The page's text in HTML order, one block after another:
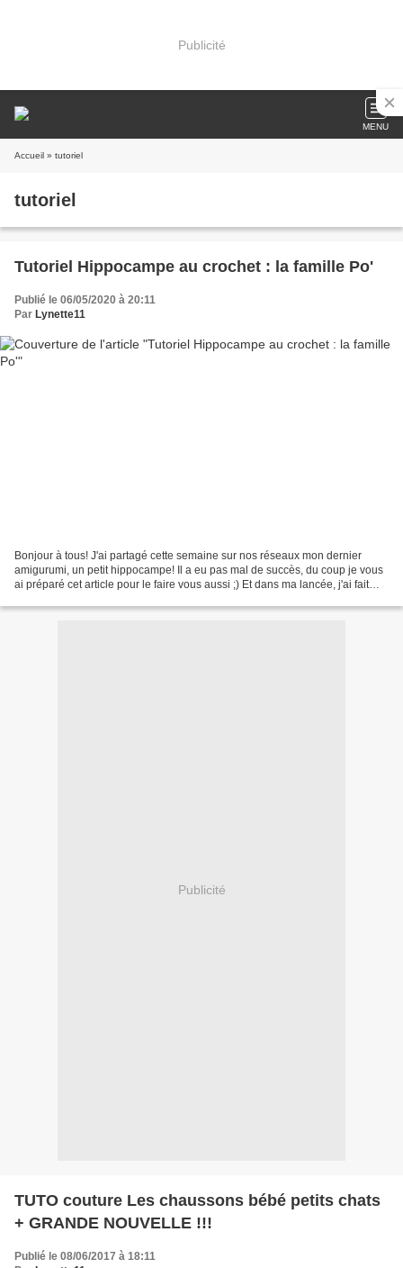
Publicité
MENU
Accueil » tutoriel
tutoriel
Tutoriel Hippocampe au crochet : la famille Po'
Publié le 06/05/2020 à 20:11
Par Lynette11
Bonjour à tous! J'ai partagé cette semaine sur nos réseaux mon dernier
amigurumi, un petit hippocampe! Il a eu pas mal de succès, du coup je vous
ai préparé cet article pour le faire vous aussi ;) Et dans ma lancée, j'ai fait
Publicité
TUTO couture Les chaussons bébé petits chats
+ GRANDE NOUVELLE !!!
Publié le 08/06/2017 à 18:11